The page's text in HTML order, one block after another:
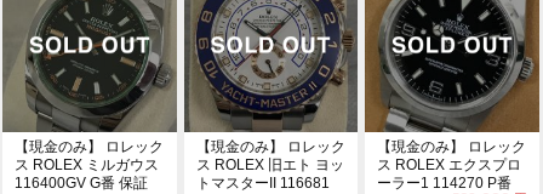
【現金のみ】 ロレック
ス ROLEX ミルガウス
116400GV G番 保証
【現金のみ】 ロレック
ス ROLEX 旧エト ヨッ
トマスターII 116681
【現金のみ】 ロレック
ス ROLEX エクスプロ
ーラー1 114270 P番